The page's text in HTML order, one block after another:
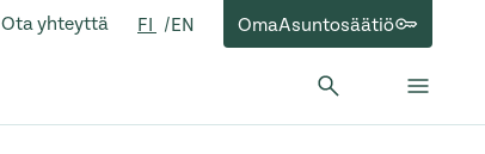
Ota yhteyttä FI EN OmaAsuntosäätiö
Hae: